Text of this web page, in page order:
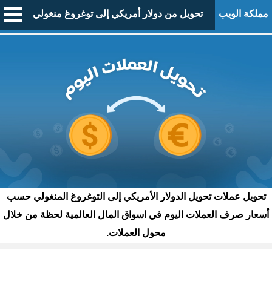
مملكة الويب تحويل من دولار أمريكي إلى توغروغ منغولي
تحويل عملات تحويل الدولار الأمريكي إلى التوغروغ المنغولي حسب
أسعار صرف العملات اليوم في اسواق المال العالمية لحظة من خلال
محول العملات.